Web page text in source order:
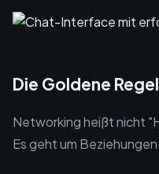
Die Goldene
Networking heißt nicht
Es geht um Beziehungen.